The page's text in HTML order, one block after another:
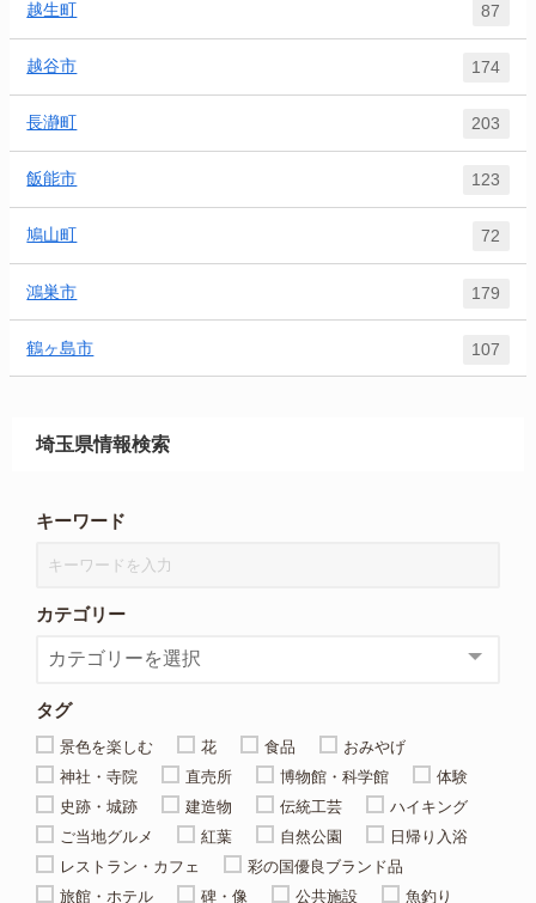
越生町 87
越谷市 174
長瀞町 203
飯能市 123
鳩山町 72
鴻巣市 179
鶴ヶ島市 107
埼玉県情報検索
キーワード
カテゴリー
タグ
景色を楽しむ 花 食品
おみやげ
神社・寺院
直売所 博物館・科学館
体験
史跡・城跡
建造物 伝統工芸
ハイキング
ご当地グルメ
紅葉 自然公園
日帰り入浴
レストラン・カフェ
彩の国優良ブランド品
旅館・ホテル
碑・像 公共施設 魚釣り